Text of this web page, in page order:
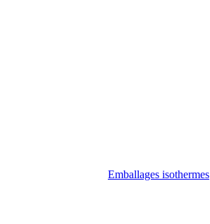
Emballages isothermes